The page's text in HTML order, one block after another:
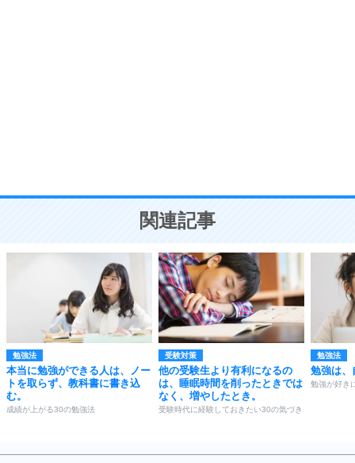
ことが大切。
関連記事
勉強法
本当に勉強ができる人は、ノー
トを取らず、教科書に書き込
む。
成績が上がる30の勉強法
受験対策
他の受験生より有利になるの
は、睡眠時間を削ったときでは
なく、増やしたとき。
受験時代に経験しておきたい30の気づき
勉強法
勉強は、
勉強が好き